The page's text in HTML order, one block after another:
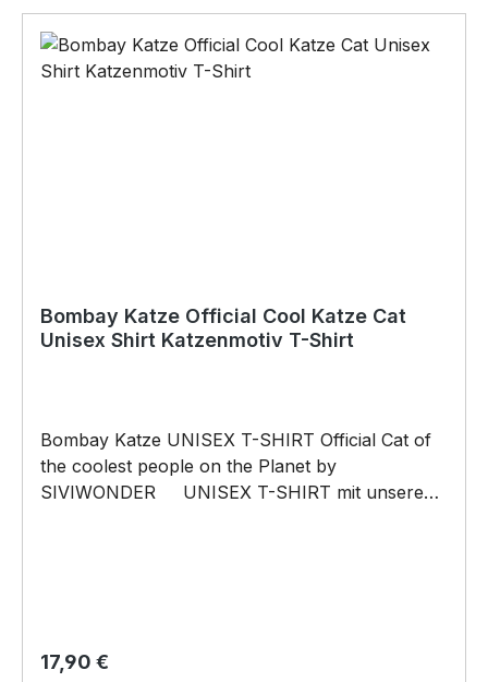
Bombay Katze Official Cool Katze Cat
Unisex Shirt Katzenmotiv T-Shirt
Bombay Katze UNISEX T-SHIRT Official Cat of
the coolest people on the Planet by
SIVIWONDER UNISEX T-SHIRT mit unserem
Pflegehinweis: 40°C Maschinenwäsche Und
hier nochmal die Größentabelle DAS WIRD DEIN
Regulärer Preis:
17,90 €